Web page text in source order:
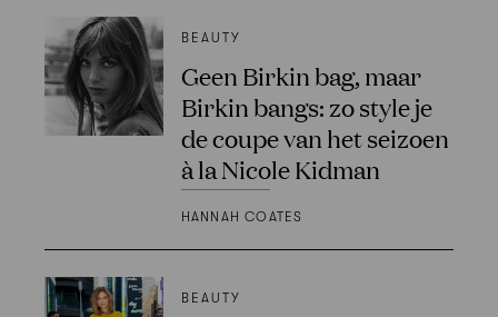
BEAUTY
Geen Birkin bag, maar
Birkin bangs: zo style je
de coupe van het seizoen
à la Nicole Kidman
HANNAH COATES
BEAUTY